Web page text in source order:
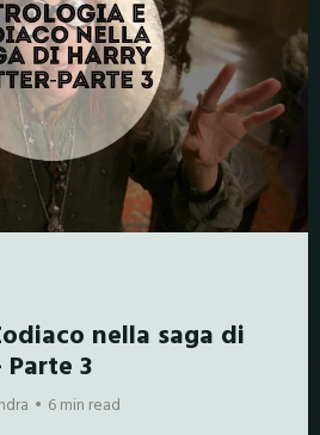
nella saga di
3
6 min read